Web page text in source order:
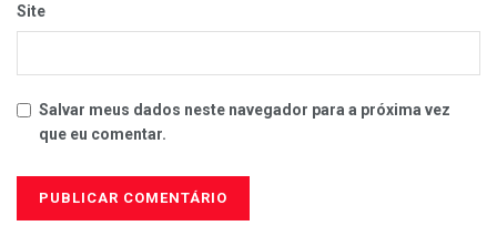
Site
Salvar meus dados neste navegador para a próxima vez
que eu comentar.